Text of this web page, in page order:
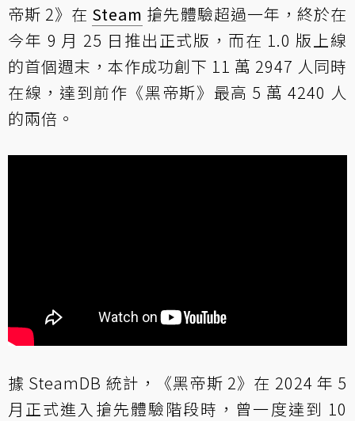
帝斯 2》在 Steam 搶先體驗超過一年，終於在
今年 9 月 25 日推出正式版，而在 1.0 版上線
的首個週末，本作成功創下 11 萬 2947 人同時
在線，達到前作《黑帝斯》最高 5 萬 4240 人
的兩倍。
據 SteamDB 統計，《黑帝斯 2》在 2024 年 5
月正式進入搶先體驗階段時，曾一度達到 10